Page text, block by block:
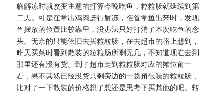
临解冻时就改变主意的打算今晚吃鱼，粒粒肠就延续到第
二天。可是在拿出鸡肉进行解冻，准备拿鱼出来时，发现
鱼摆放的位置比较靠里，没办法只好打消了本次吃鱼的念
头。无奈的只能依旧去买粒粒肠，在去超市的路上想到，
昨天买菜时看到散装的粒粒肠所剩无几，不知道现在去到
那里还有没有货。到了超市走到粒粒肠对应的摊位前一
看，果不其然已经没货只剩旁边的一袋预包装的粒粒肠，
比对了一下散装的价格想了想还是思考下买其他的吧。转